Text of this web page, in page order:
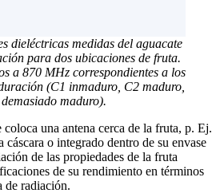
dieléctricas medidas del aguacate
para dos ubicaciones de fruta.
a 870 MHz correspondientes a los
(C1 inmaduro, C2 maduro,
maduro).
coloca una antena cerca de la fruta, p. Ej.
cáscara o integrado dentro de su envase
de las propiedades de la fruta
de su rendimiento en términos
de radiación.